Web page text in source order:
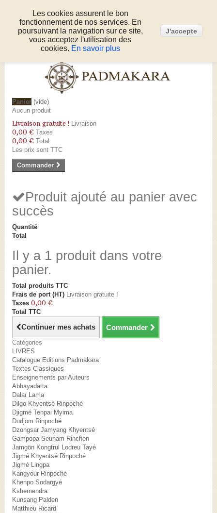
Connexion
Appelez-nous au :05 53 50 80 51
Panier (vide)
Aucun produit
Livraison gratuite ! Livraison
0,00 € Taxes
0,00 € Total
Les prix sont TTC
Commander
Produit ajouté au panier avec
succès
Quantité
Total
Il y a 1 produit dans votre
panier.
Total produits TTC
Frais de port (HT) Livraison gratuite !
Taxes 0,00 €
Total TTC
Continuer mes achats Commander
Catégories
LIVRES
Catalogue Editions Padmakara
Textes Classiques
Enseignements par Auteurs
Abhayadatta
Dalaï Lama
Dilgo Khyentsé Rinpoché
Djigmé Tenpai Myima
Dudjom Rinpoché
Dzongsar Jamyang Khyentsé
Gampopa Seunam Rinchen
Jamgön Kongtrul Lodreu Tayé
Jigmé Khyentsé Rinpoché
Jigmé Lingpa
Kangyour Rinpoché
Khenpo Sodargyé
Kshemendra
Kunsang Palden
Matthieu Ricard
Les cookies assurent le bon
fonctionnement de nos services. En
poursuivant la navigation sur ce site,
vous acceptez l'utilisation des
cookies. En savoir plus
J'accepte